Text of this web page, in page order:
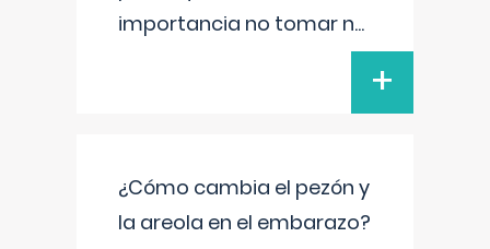
importancia no tomar n...
+
¿Cómo cambia el pezón y
la areola en el embarazo?